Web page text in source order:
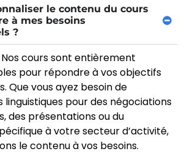
le contenu du cours
à mes besoins
?
cours sont entièrement
pour répondre à vos objectifs
Que vous ayez besoin de
pour des négociations
des présentations ou du
à votre secteur d’activité,
le contenu à vos besoins.